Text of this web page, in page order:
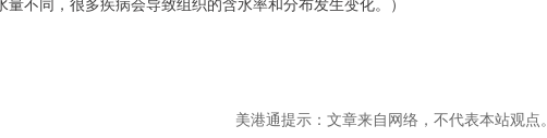
美港通提示：文章来自网络，不代表本站观点。